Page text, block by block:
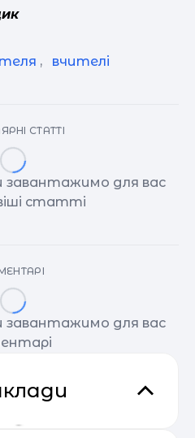
, вчителі
СТАТТІ
завантажимо для вас
статті
завантажимо для вас